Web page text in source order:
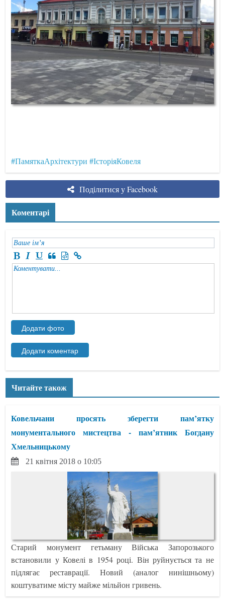
#ПамяткаАрхітектури #ІсторіяКовеля
Поділитися у Facebook
Коментарі
Читайте також
Ковельчани просять зберегти пам’ятку
монументального мистецтва - пам’ятник Богдану
Хмельницькому
21 квітня 2018 о 10:05
Старий монумент гетьману Війська Запорозького
встановили у Ковелі в 1954 році. Він руйнується та не
підлягає реставрації. Новий (аналог нинішньому)
коштуватиме місту майже мільйон гривень.